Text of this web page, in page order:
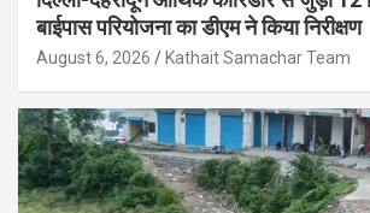
बाईपास परियोजना का डीएम ने किया निरीक्षण
August 6, 2026 Kathait Samachar Team